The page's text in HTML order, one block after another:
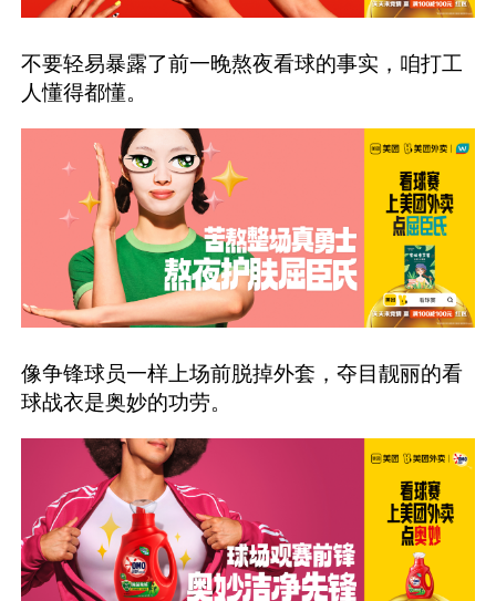
不要轻易暴露了前一晚熬夜看球的事实，咱打工
人懂得都懂。
像争锋球员一样上场前脱掉外套，夺目靓丽的看
球战衣是奥妙的功劳。